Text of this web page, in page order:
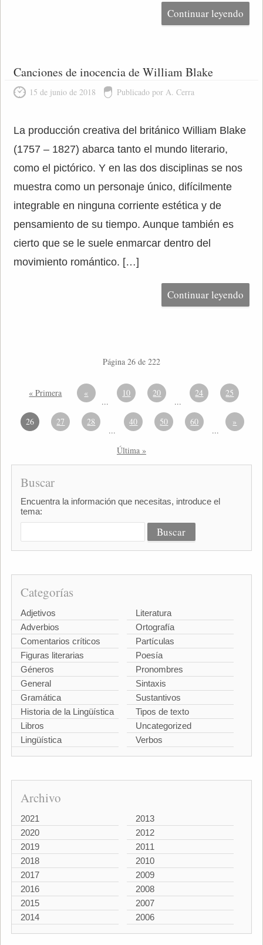
Continuar leyendo
Canciones de inocencia de William Blake
15 de junio de 2018 Publicado por A. Cerra
La producción creativa del británico William Blake
(1757 – 1827) abarca tanto el mundo literario,
como el pictórico. Y en las dos disciplinas se nos
muestra como un personaje único, difícilmente
integrable en ninguna corriente estética y de
pensamiento de su tiempo. Aunque también es
cierto que se le suele enmarcar dentro del
movimiento romántico. […]
Continuar leyendo
Página 26 de 222
« Primera «
...
10 20
...
24 25
26 27 28
...
40 50 60
...
»
Última »
Buscar
Encuentra la información que necesitas, introduce el
tema:
Categorías
Adjetivos
Adverbios
Comentarios críticos
Figuras literarias
Géneros
General
Gramática
Historia de la Lingüística
Libros
Lingüística
Literatura
Ortografía
Partículas
Poesía
Pronombres
Sintaxis
Sustantivos
Tipos de texto
Uncategorized
Verbos
Archivo
2021
2020
2019
2018
2017
2016
2015
2014
2013
2012
2011
2010
2009
2008
2007
2006